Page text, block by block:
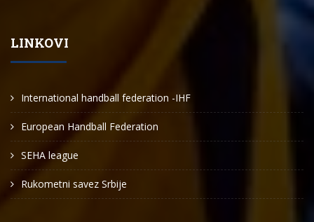
LINKOVI
International handball federation -IHF
European Handball Federation
SEHA league
Rukometni savez Srbije